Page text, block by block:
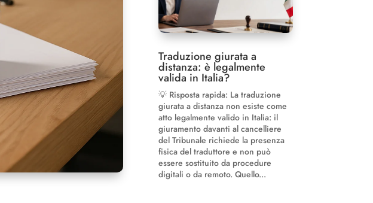
Traduzione giurata a
distanza: è legalmente
valida in Italia?
💡 Risposta rapida: La traduzione
giurata a distanza non esiste come
atto legalmente valido in Italia: il
giuramento davanti al cancelliere
del Tribunale richiede la presenza
fisica del traduttore e non può
essere sostituito da procedure
digitali o da remoto. Quello...